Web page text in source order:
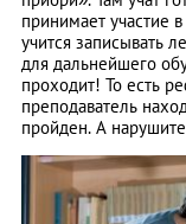
принимает участие
учится записывать
для дальнейшего
проходит! То есть
преподаватель
пройден. А